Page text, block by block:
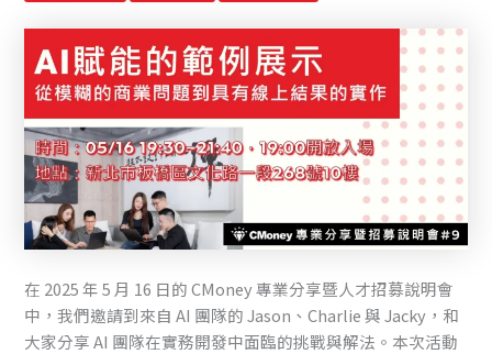
在 2025 年 5 月 16 日的 CMoney 專業分享暨人才招募說明會
中，我們邀請到來自 AI 團隊的 Jason、Charlie 與 Jacky，和
大家分享 AI 團隊在實務開發中面臨的挑戰與解法。本次活動